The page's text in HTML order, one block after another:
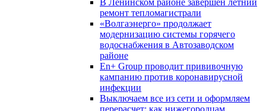
В Ленинском районе завершен летний
ремонт тепломагистрали
«Волгаэнерго» продолжает
модернизацию системы горячего
водоснабжения в Автозаводском
районе
En+ Group проводит прививочную
кампанию против коронавирусной
инфекции
Выключаем все из сети и оформляем